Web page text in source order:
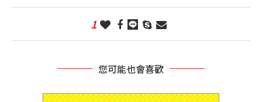
1
您可能也會喜歡